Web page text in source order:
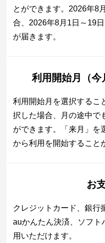
とができます。2026年8
合、2026年8月1日～19
が届きます。
利用開始月（今
利用開始月を選択するこ
択した場合、月の途中で
ができます。「来月」を
から利用を開始すること
お
クレジットカード、銀行
auかんたん決済、ソフト
用いただけます。